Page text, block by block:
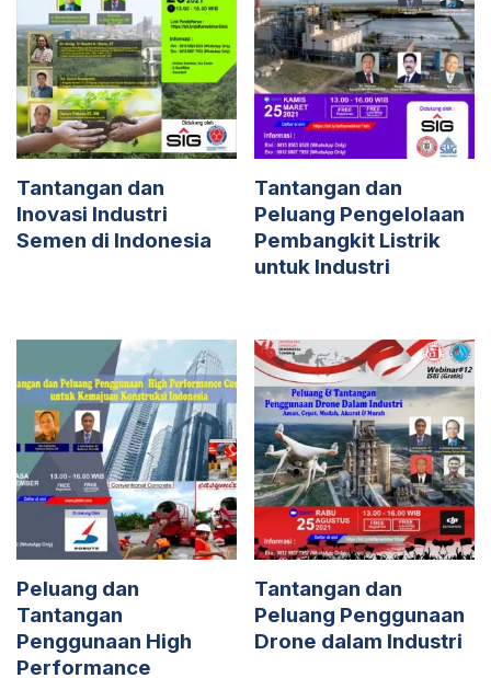
Tantangan dan
Inovasi Industri
Semen di Indonesia
Tantangan dan
Peluang Pengelolaan
Pembangkit Listrik
untuk Industri
Peluang dan
Tantangan
Penggunaan High
Performance
Tantangan dan
Peluang Penggunaan
Drone dalam Industri